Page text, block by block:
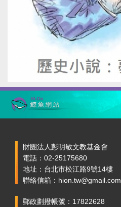
財團法人彭明敏文教基金會
電話：02-25175680
地址：台北市松江路9號14樓
聯絡信箱：hion.tw@gmail.com
郵政劃撥帳號：17822628